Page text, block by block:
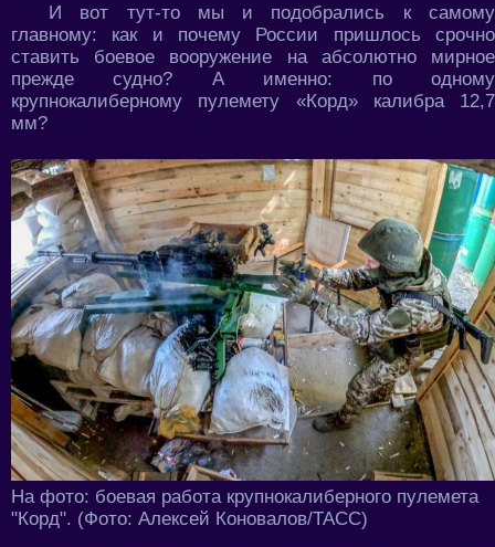
И вот тут-то мы и подобрались к самому
главному: как и почему России пришлось срочно
ставить боевое вооружение на абсолютно мирное
прежде судно? А именно: по одному
крупнокалиберному пулемету «Корд» калибра 12,7
мм?
На фото: боевая работа крупнокалиберного пулемета
"Корд". (Фото: Алексей Коновалов/ТАСС)